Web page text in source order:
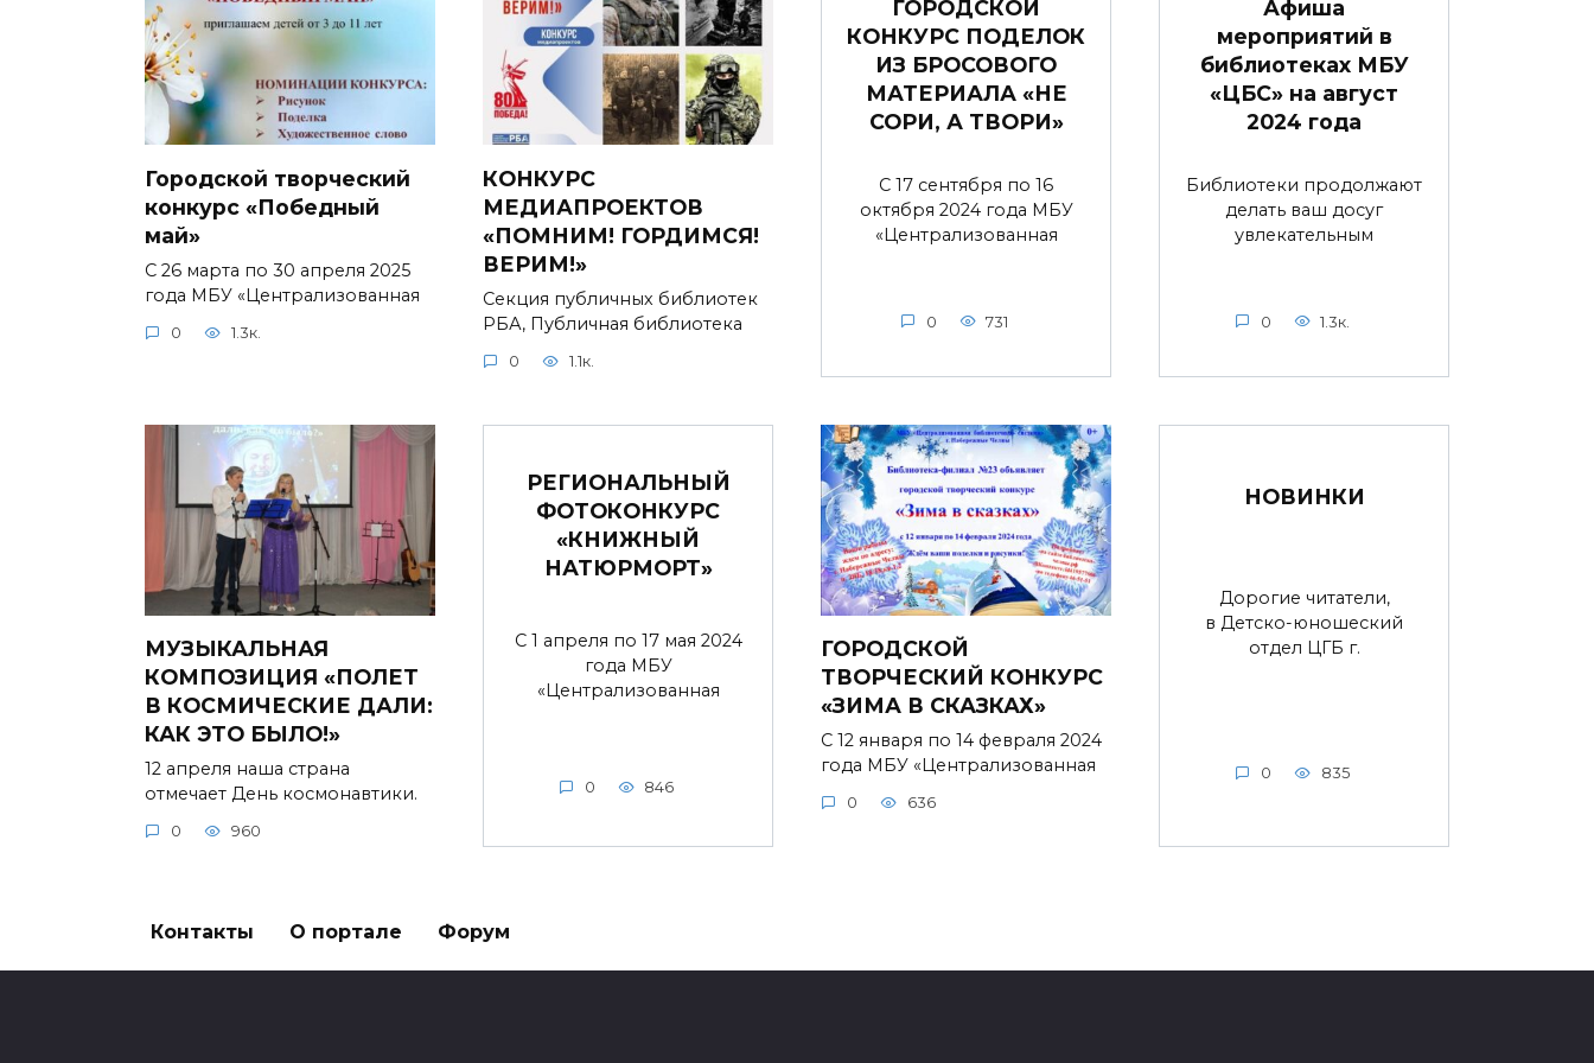
Городской творческий
конкурс «Победный
май»
С 26 марта по 30 апреля 2025
года МБУ «Централизованная
0 1.3к.
КОНКУРС
МЕДИАПРОЕКТОВ
«ПОМНИМ! ГОРДИМСЯ!
ВЕРИМ!»
Секция публичных библиотек
РБА, Публичная библиотека
0 1.1к.
ГОРОДСКОЙ
КОНКУРС ПОДЕЛОК
ИЗ БРОСОВОГО
МАТЕРИАЛА «НЕ
СОРИ, А ТВОРИ»
С 17 сентября по 16
октября 2024 года МБУ
«Централизованная
0 731
Афиша
мероприятий в
библиотеках МБУ
«ЦБС» на август
2024 года
Библиотеки продолжают
делать ваш досуг
увлекательным
0 1.3к.
МУЗЫКАЛЬНАЯ
КОМПОЗИЦИЯ «ПОЛЕТ
В КОСМИЧЕСКИЕ ДАЛИ:
КАК ЭТО БЫЛО!»
12 апреля наша страна
отмечает День космонавтики.
0 960
РЕГИОНАЛЬНЫЙ
ФОТОКОНКУРС
«КНИЖНЫЙ
НАТЮРМОРТ»
С 1 апреля по 17 мая 2024
года МБУ
«Централизованная
0 846
ГОРОДСКОЙ
ТВОРЧЕСКИЙ КОНКУРС
«ЗИМА В СКАЗКАХ»
С 12 января по 14 февраля 2024
года МБУ «Централизованная
0 636
НОВИНКИ
Дорогие читатели,
в Детско-юношеский
отдел ЦГБ г.
0 835
Контакты О портале Форум